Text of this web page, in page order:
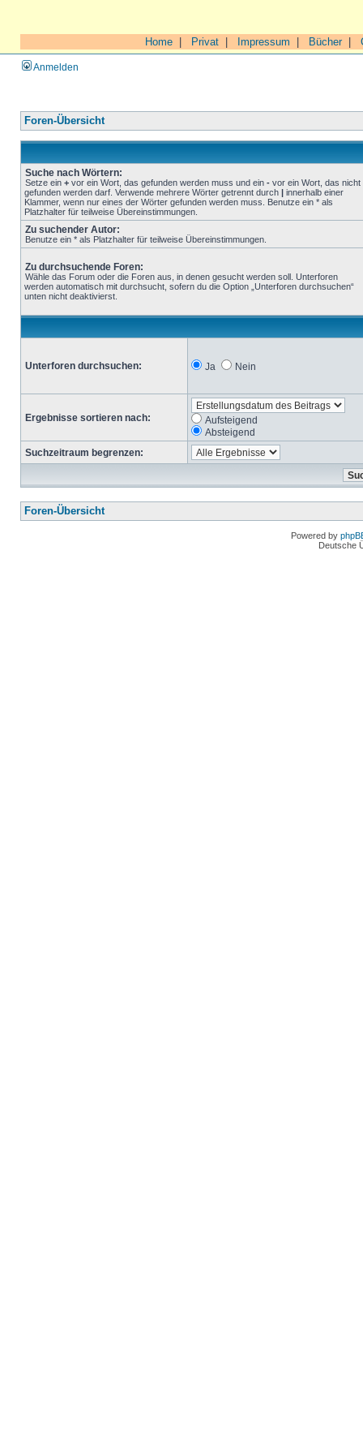
Home Privat Impressum Bücher|
Anmelden
Foren-Übersicht
Suche nach Wörtern:
Setze ein + vor ein Wort, das gefunden werden muss und ein - vor ein Wort, das nicht
gefunden werden darf. Verwende mehrere Wörter getrennt durch | innerhalb einer
Klammer, wenn nur eines der Wörter gefunden werden muss. Benutze ein * als
Platzhalter für teilweise Übereinstimmungen.
Zu suchender Autor:
Benutze ein * als Platzhalter für teilweise Übereinstimmungen.
Zu durchsuchende Foren:
Wähle das Forum oder die Foren aus, in denen gesucht werden soll. Unterforen
werden automatisch mit durchsucht, sofern du die Option „Unterforen durchsuchen“
unten nicht deaktivierst.
Unterforen durchsuchen: Ja Nein
Ergebnisse sortieren nach:
Aufsteigend
Absteigend
Suchzeitraum begrenzen:
Foren-Übersicht
Powered by
Deutsche